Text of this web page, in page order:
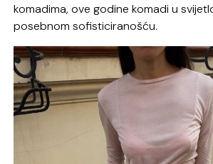
komadima, ove godine komadi u
posebnom sofisticiranošću.